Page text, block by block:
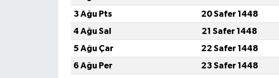
3 Ağu Pts
20 Safer 1448
4 Ağu Sal
21 Safer 1448
5 Ağu Çar
22 Safer 1448
6 Ağu Per
23 Safer 1448